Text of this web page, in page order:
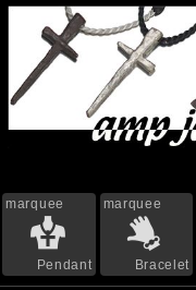
marquee
Pendant
marquee
Bracelet